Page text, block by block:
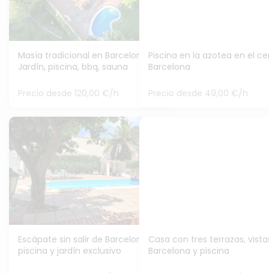
Masía tradicional en Barcelona |
Jardín, piscina, bbq, sauna
Precio desde 120,00 €/h
Piscina en la azotea en el
Barcelona
Precio desde 49,00 €/h
Escápate sin salir de Barcelona:
piscina y jardín exclusivo
Casa con tres terrazas,
Barcelona y piscina